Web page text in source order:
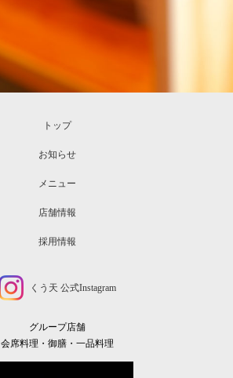
トップ
お知らせ
メニュー
店舗情報
採用情報
くう天 公式Instagram
グループ店舗
会席料理・御膳・一品料理